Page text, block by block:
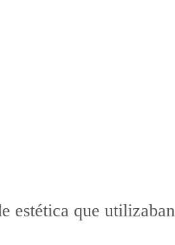
estética que utilizaban